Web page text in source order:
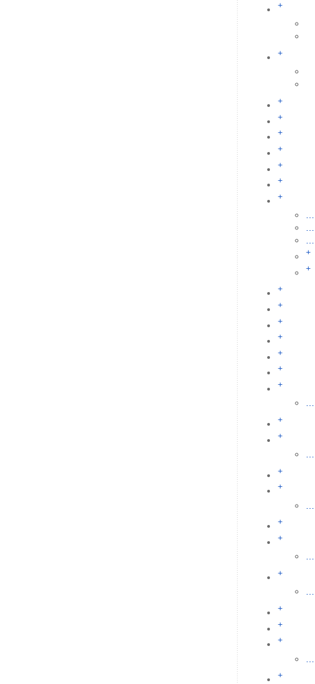
+
+
+
+
+
+
+
+
+
...
...
...
+
+
+
+
+
+
+
+
+
...
+
+
+
+
+
+
...
+
...
+
+
+
+